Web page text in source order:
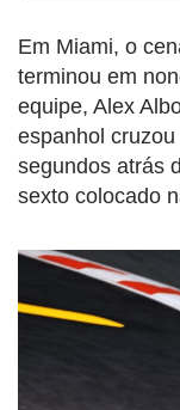
Em Miami, o
terminou em
equipe, Alex
espanhol
segundos atrás
sexto colocado